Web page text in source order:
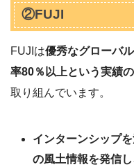
②FUJI
FUJIは優秀なグローバ
率80％以上という実績
取り組んでいます。
インターンシップ
の風土情報を発信